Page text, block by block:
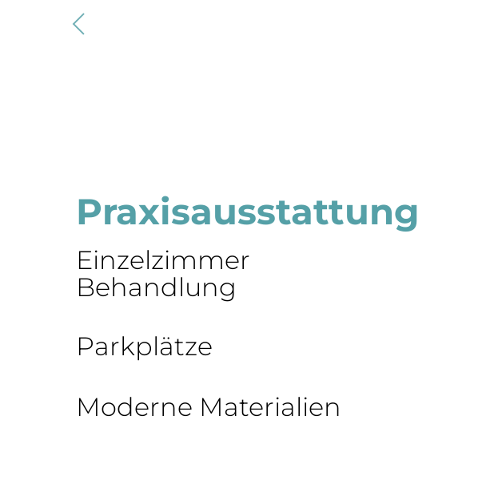
Praxisausstattung
Einzelzimmer
Behandlung
Parkplätze
Moderne Materialien